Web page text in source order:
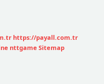
https://payall.com.tr
nttgame Sitemap